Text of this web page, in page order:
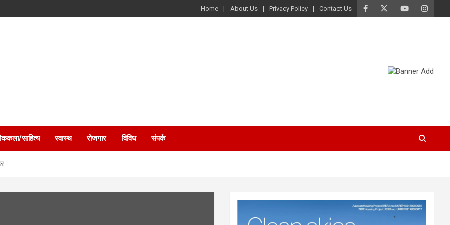
Home About Us Privacy Policy Contact Us
साहित्य स्वास्थ रोजगार विविध संपर्क